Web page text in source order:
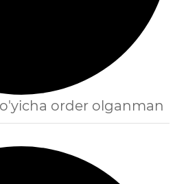
order olganman